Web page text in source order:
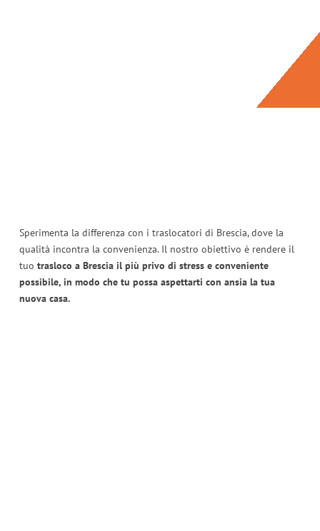
Sperimenta la differenza con i traslocatori di Brescia, dove la
qualità incontra la convenienza. Il nostro obiettivo è rendere il
tuo trasloco a Brescia il più privo di stress e conveniente
possibile, in modo che tu possa aspettarti con ansia la tua
nuova casa.